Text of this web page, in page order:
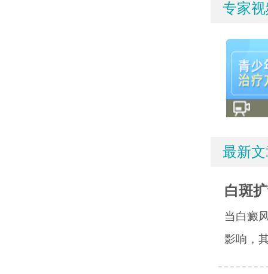
专家
最新
白斑
当白癜
影响，